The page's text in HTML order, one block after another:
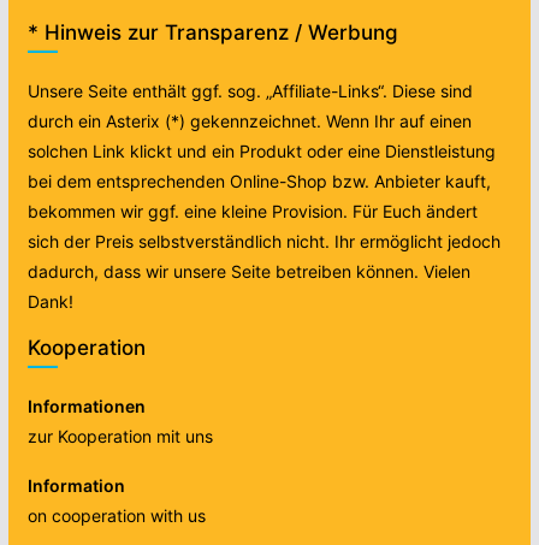
* Hinweis zur Transparenz / Werbung
Unsere Seite enthält ggf. sog. „Affiliate-Links“. Diese sind
durch ein Asterix (*) gekennzeichnet. Wenn Ihr auf einen
solchen Link klickt und ein Produkt oder eine Dienstleistung
bei dem entsprechenden Online-Shop bzw. Anbieter kauft,
bekommen wir ggf. eine kleine Provision. Für Euch ändert
sich der Preis selbstverständlich nicht. Ihr ermöglicht jedoch
dadurch, dass wir unsere Seite betreiben können. Vielen
Dank!
Kooperation
Informationen
zur Kooperation mit uns
Information
on cooperation with us